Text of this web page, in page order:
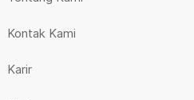
Kontak Kami
Karir